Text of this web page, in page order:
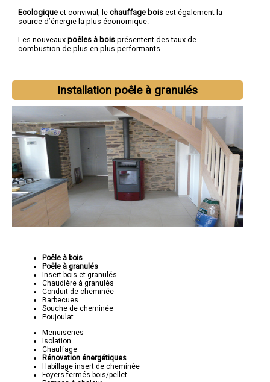
Ecologique et convivial, le chauffage bois est également la
source d’énergie la plus économique.
Les nouveaux poêles à bois présentent des taux de
combustion de plus en plus performants...
Installation poêle à granulés
Poêle à bois
Poêle à granulés
Insert bois et granulés
Chaudière à granulés
Conduit de cheminée
Barbecues
Souche de cheminée
Poujoulat
Menuiseries
Isolation
Chauffage
Rénovation énergétiques
Habillage insert de cheminée
Foyers fermés bois/pellet